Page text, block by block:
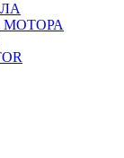
МОТОРА